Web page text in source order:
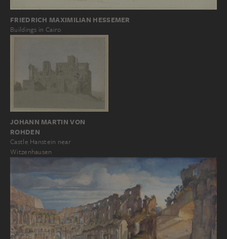
FRIEDRICH MAXIMILIAN HESSEMER
Buildings in Cairo
JOHANN MARTIN VON
ROHDEN
Castle Hanstein near
Witzenhausen